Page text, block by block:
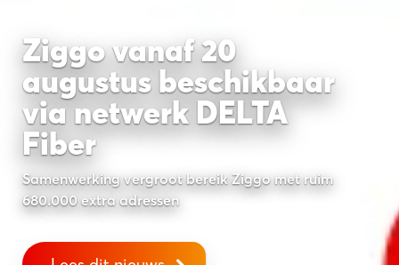
Ziggo vanaf 20
augustus beschikbaar
via netwerk DELTA
Fiber
Samenwerking vergroot bereik Ziggo met ruim
680.000 extra adressen